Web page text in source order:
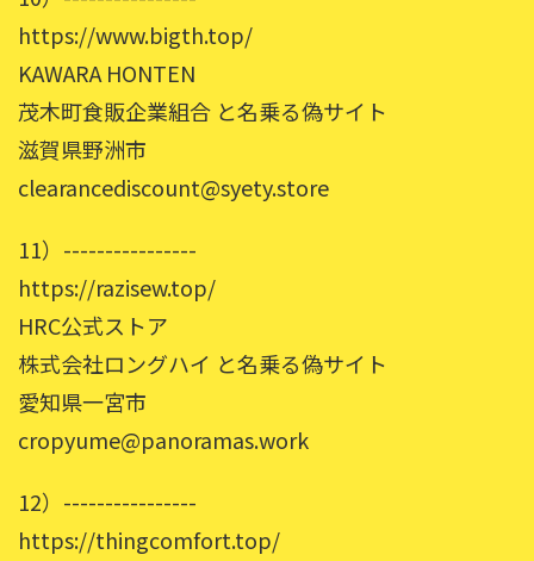
https://www.bigth.top/
KAWARA HONTEN
茂木町食販企業組合 と名乗る偽サイト
滋賀県野洲市
clearancediscount@syety.store
11）----------------
https://razisew.top/
HRC公式ストア
株式会社ロングハイ と名乗る偽サイト
愛知県一宮市
cropyume@panoramas.work
12）----------------
https://thingcomfort.top/